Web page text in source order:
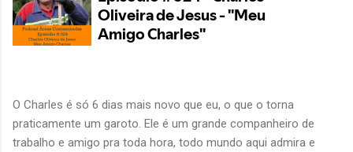
O Charles é só 6 dias mais novo que eu, o que o torna
praticamente um garoto. Ele é um grande companheiro de
trabalho e amigo pra toda hora, todo mundo aqui admira e